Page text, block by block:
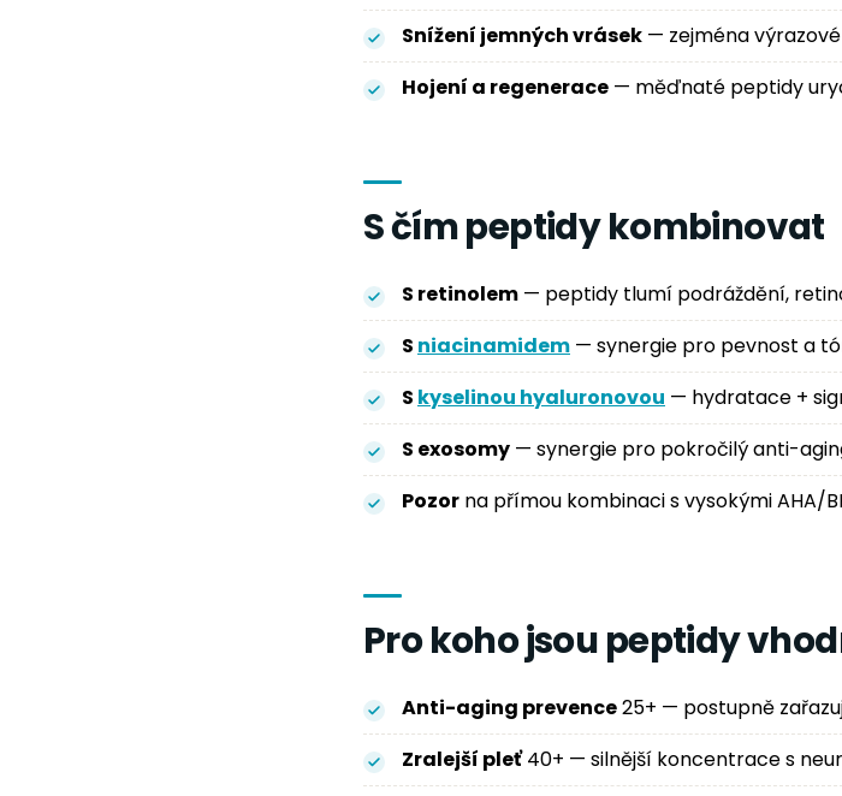
Snížení jemných vrásek — zejména
Hojení a regenerace — měďnaté peptidy
S čím peptidy kombinovat
S retinolem — peptidy tlumí podráždění,
S niacinamidem — synergie pro pevnost a
S kyselinou hyaluronovou — hydratace +
S exosomy — synergie pro pokročilý anti-
Pozor na přímou kombinaci s vysokými AHA/
Pro koho jsou peptidy
Anti-aging prevence25+ — postupně
Zralejší pleť40+ — silnější koncentrace s